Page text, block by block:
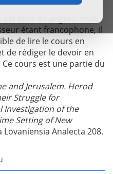
étant francophone, il
de lire le cours en
de rédiger le devoir en
Ce cours est une partie du
and Jerusalem. Herod
Struggle for
Investigation of the
Setting of New
Lovaniensia Analecta 208.